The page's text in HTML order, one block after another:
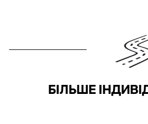
БІЛЬШЕ